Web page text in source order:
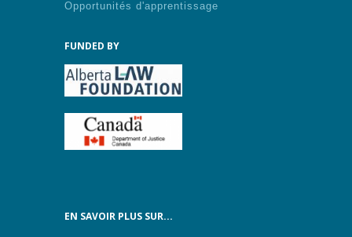
Opportunités d'apprentissage
FUNDED BY
EN SAVOIR PLUS SUR...